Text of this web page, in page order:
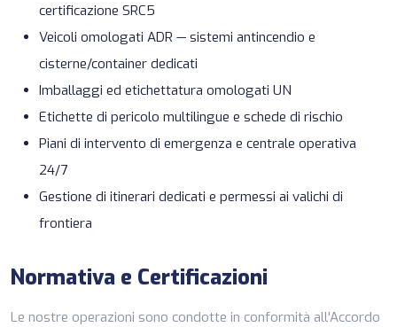
certificazione SRC5
Veicoli omologati ADR — sistemi antincendio e
cisterne/container dedicati
Imballaggi ed etichettatura omologati UN
Etichette di pericolo multilingue e schede di rischio
Piani di intervento di emergenza e centrale operativa
24/7
Gestione di itinerari dedicati e permessi ai valichi di
frontiera
Normativa e Certificazioni
Le nostre operazioni sono condotte in conformità all'Accordo